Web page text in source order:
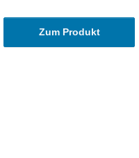
Zum Produkt